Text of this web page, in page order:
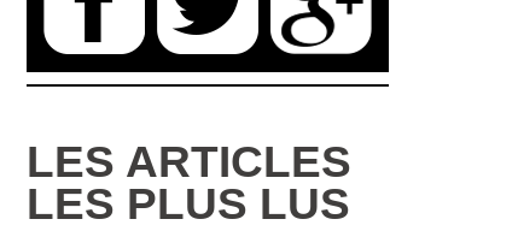
LES ARTICLES
LES PLUS LUS